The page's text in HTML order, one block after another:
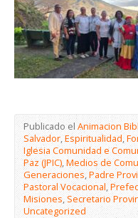
Publicado el Animacion
Salvador,Espiritualidad,
Iglesia Comunidad e
Paz (JPIC),Medios de
Generaciones,Padre
Pastoral Vocacional,
Misiones,Secretario
Uncategorized